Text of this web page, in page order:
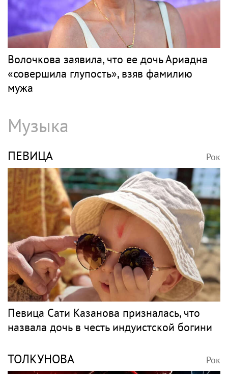
«Скучаю!»: Анна Нетребко трогательно
отреагировала на отъезд 17-летнего сына
в Данию
ВОЛОЧКОВА Рок